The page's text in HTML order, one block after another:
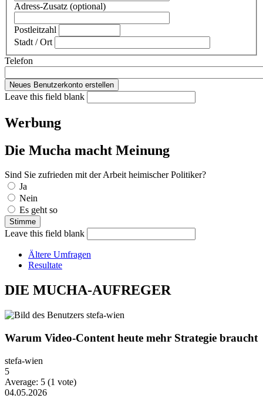
Adress-Zusatz (optional)
Postleitzahl
Stadt / Ort
Telefon
Leave this field blank
Werbung
Die Mucha macht Meinung
Sind Sie zufrieden mit der Arbeit heimischer Politiker?
Auswahlmöglichkeiten
Ja
Nein
Es geht so
Leave this field blank
Ältere Umfragen
Resultate
DIE MUCHA-AUFREGER
Warum Video-Content heute mehr Strategie braucht
stefa-wien
5
Average: 5 (1 vote)
04.05.2026